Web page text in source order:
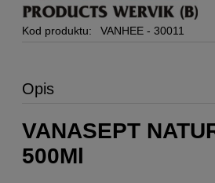
Kod produktu: VANHEE - 30011
Opis
VANASEPT
500Ml